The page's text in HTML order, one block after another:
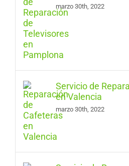
marzo 30th, 2022
Servicio de
en Valencia
marzo 30th, 2022